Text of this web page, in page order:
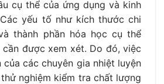
cụ thể của ứng dụng và kinh
yếu tố như kích thước chi
thành phần hóa học cụ thể
được xem xét. Do đó, việc
các chuyên gia nhiệt luyện
nghiệm kiểm tra chất lượng